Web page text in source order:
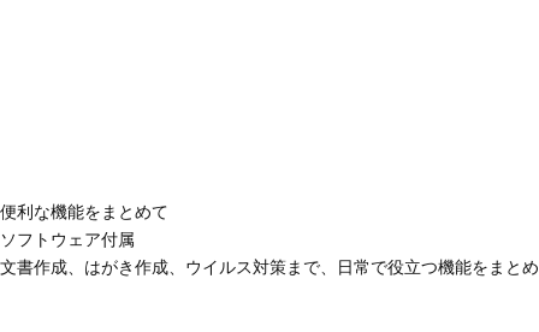
便利な機能をまとめて
ソフトウェア付属
文書作成、はがき作成、ウイルス対策まで、日常で役立つ機能をまと